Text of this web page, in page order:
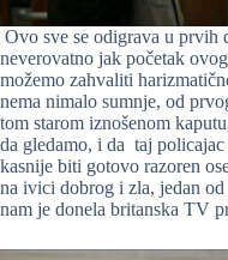
Ovo sve se odigrava u prvih
neverovatno jak početak
možemo zahvaliti
nema nimalo sumnje, od
tom starom iznošenom
da gledamo, i da taj
kasnije biti gotovo razoren
na ivici dobrog i zla, jedan
nam je donela britanska TV